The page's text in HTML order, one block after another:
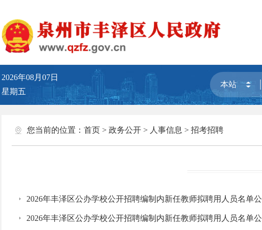
2026年08月07日
星期五
您当前的位置： 首页> 政务公开> 人事信息 > 招考招聘
2026年丰泽区公办学校公开招聘编制内新任教师拟聘用人员名单公
2026年丰泽区公办学校公开招聘编制内新任教师拟聘用人员名单公